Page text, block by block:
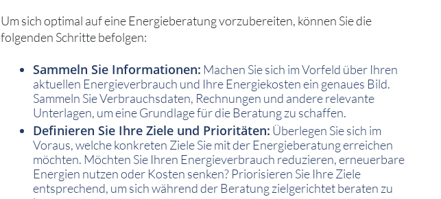
Um sich optimal auf eine Energieberatung vorzubereiten, können Sie die
folgenden Schritte befolgen:
Sammeln Sie Informationen: Machen Sie sich im Vorfeld über Ihren
aktuellen Energieverbrauch und Ihre Energiekosten ein genaues Bild.
Sammeln Sie Verbrauchsdaten, Rechnungen und andere relevante
Unterlagen, um eine Grundlage für die Beratung zu schaffen.
Definieren Sie Ihre Ziele und Prioritäten: Überlegen Sie sich im
Voraus, welche konkreten Ziele Sie mit der Energieberatung erreichen
möchten. Möchten Sie Ihren Energieverbrauch reduzieren, erneuerbare
Energien nutzen oder Kosten senken? Priorisieren Sie Ihre Ziele
entsprechend, um sich während der Beratung zielgerichtet beraten zu